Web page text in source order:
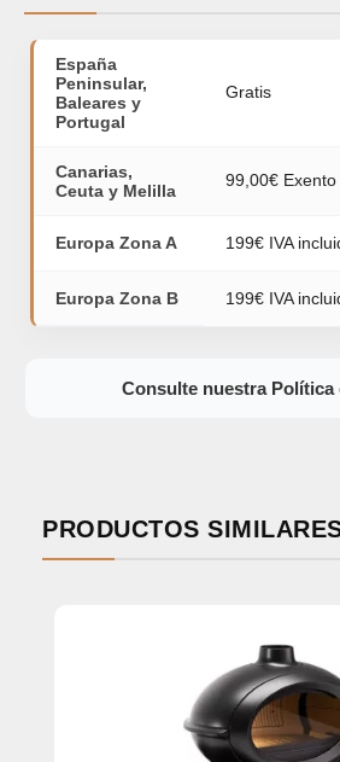
España
Peninsular,
Baleares y
Portugal
Gratis
Canarias,
Ceuta y Melilla
99,00€ Exento
Europa Zona A 199€ IVA
Europa Zona B 199€ IVA
Consulte nuestra Política
PRODUCTOS